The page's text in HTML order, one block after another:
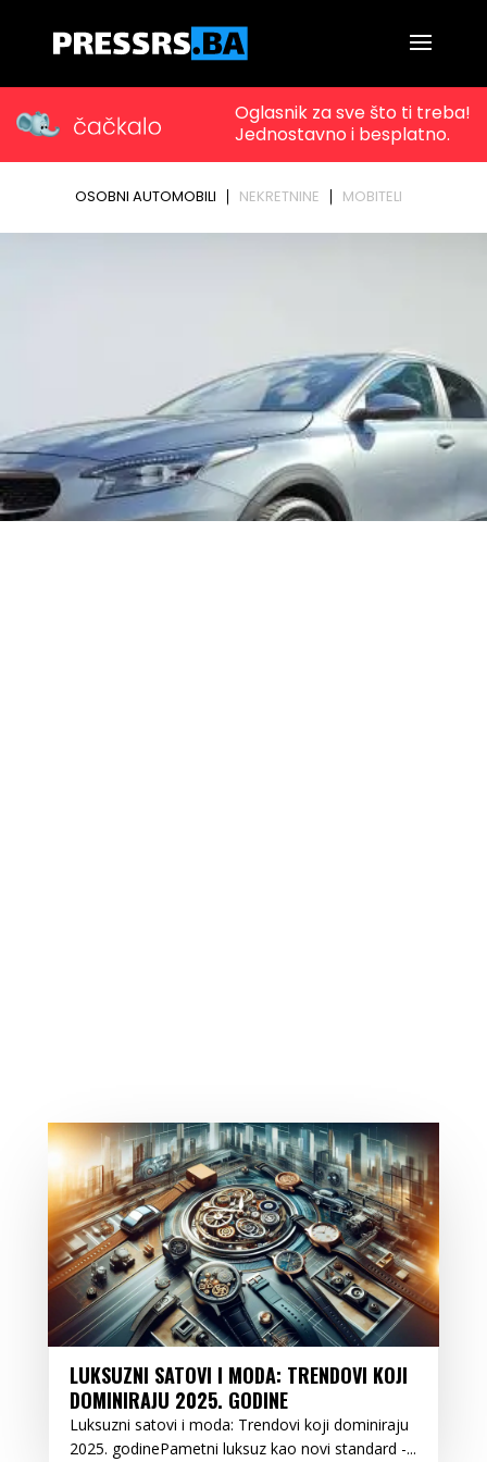
LUKSUZNI SATOVI I MODA: TRENDOVI KOJI
DOMINIRAJU 2025. GODINE
Luksuzni satovi i moda: Trendovi koji dominiraju
2025. godinePametni luksuz kao novi standard -...